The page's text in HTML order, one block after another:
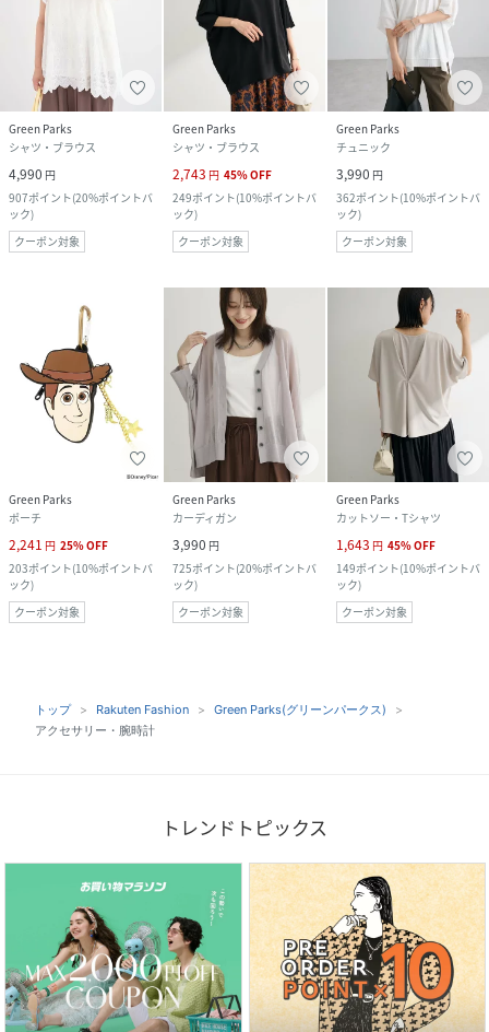
Green Parks
シャツ・ブラウス
4,990 円
907ポイント(20%ポイントバ
ック)
クーポン対象
Green Parks
シャツ・ブラウス
2,743 円 45%OFF
249ポイント(10%ポイントバ
ック)
クーポン対象
Green Parks
チュニック
3,990 円
362ポイント(10%ポイントバ
ック)
クーポン対象
Green Parks
ポーチ
2,241 円 25%OFF
203ポイント(10%ポイントバ
ック)
クーポン対象
Green Parks
カーディガン
3,990 円
725ポイント(20%ポイントバ
ック)
クーポン対象
Green Parks
カットソー・Tシャツ
1,643 円 45%OFF
149ポイント(10%ポイントバ
ック)
クーポン対象
トップ Rakuten Fashion
Green Parks(グリーンパークス)
アクセサリー・腕時計
トレンドトピックス